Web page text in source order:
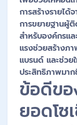
การสร้างรายได้
การขยายฐานผู้
สำหรับองค์กรแ
แรงช่วยสร้างภ
แบรนด์ และช่วย
ประสิทธิภาพมา
ข้อดีขอ
ยอดโ